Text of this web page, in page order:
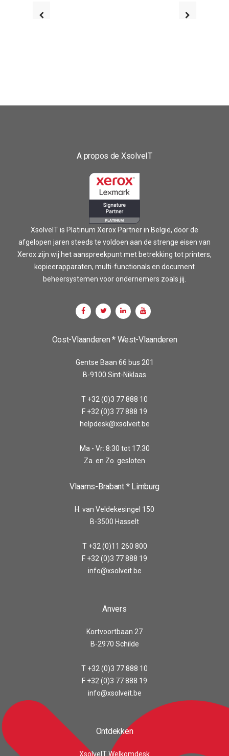
A propos de XsolveIT
XsolveIT is Platinum Xerox Partner in België, door de
afgelopen jaren steeds te voldoen aan de strenge eisen van
Xerox zijn wij het aanspreekpunt met betrekking tot printers,
kopieerapparaten, multi-functionals en document
beheersystemen voor ondernemers zoals jij.
Oost-Vlaanderen * West-Vlaanderen
Gentse Baan 66 bus 201
B-9100 Sint-Niklaas
T +32 (0)3 77 888 10
F +32 (0)3 77 888 19
helpdesk@xsolveit.be
Ma - Vr: 8:30 tot 17:30
Za. en Zo. gesloten
Vlaams-Brabant * Limburg
H. van Veldekesingel 150
B-3500 Hasselt
T +32 (0)11 260 800
F +32 (0)3 77 888 19
info@xsolveit.be
Anvers
Kortvoortbaan 27
B-2970 Schilde
T +32 (0)3 77 888 10
F +32 (0)3 77 888 19
info@xsolveit.be
Ontdekken
XsolveIT Welkomdesk